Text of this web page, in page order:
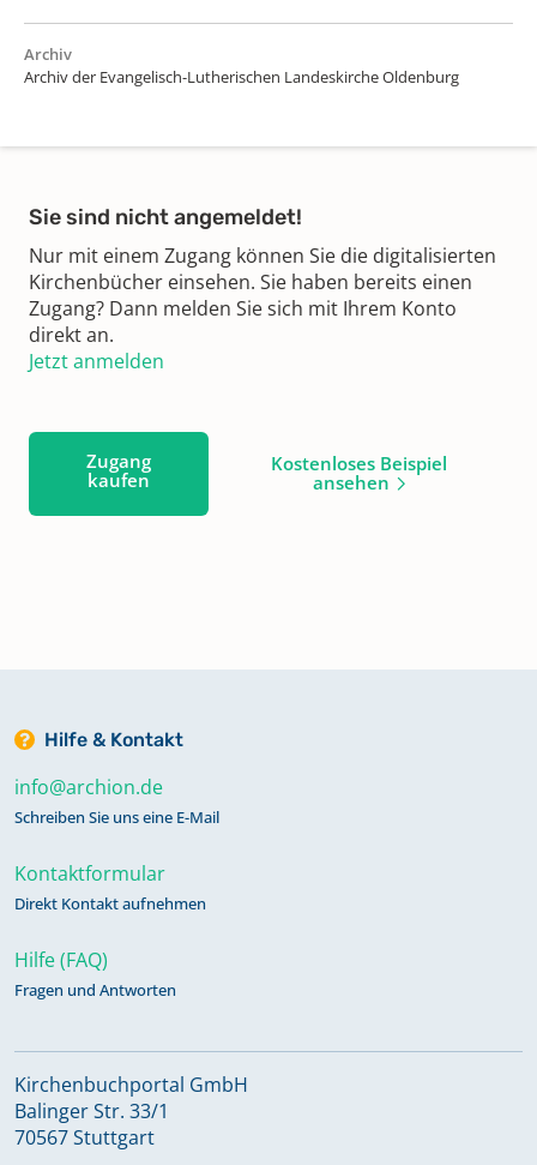
Archiv
Archiv der Evangelisch-Lutherischen Landeskirche Oldenburg
Sie sind nicht angemeldet!
Nur mit einem Zugang können Sie die digitalisierten
Kirchenbücher einsehen. Sie haben bereits einen
Zugang? Dann melden Sie sich mit Ihrem Konto
direkt an.
Jetzt anmelden
Zugang
kaufen
Kostenloses Beispiel
ansehen
Hilfe & Kontakt
info@archion.de
Schreiben Sie uns eine E-Mail
Kontaktformular
Direkt Kontakt aufnehmen
Hilfe (FAQ)
Fragen und Antworten
Kirchenbuchportal GmbH
Balinger Str. 33/1
70567 Stuttgart